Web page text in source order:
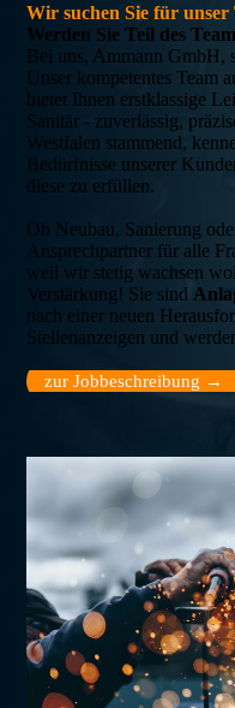
Wir suchen Sie für unser
Werden Sie Teil des
Bei uns, Ammann GmbH,
Unser kompetentes Team
bietet Ihnen erstklassige
Sanitär - zuverlässig,
Westfalen stammend,
Bedürfnisse unserer
diese zu erfüllen.
Ob Neubau, Sanierung
Ansprechpartner für alle
weil wir stetig wachsen
Verstärkung! Sie sind
nach einer neuen
Stellenanzeigen und
zur Jobbeschreibung →